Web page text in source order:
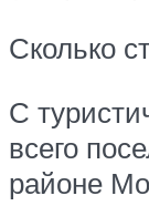
Сколько
С
всего
районе